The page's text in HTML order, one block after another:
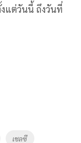
แต่วันนี้ ถึงวันที่
เชลซี